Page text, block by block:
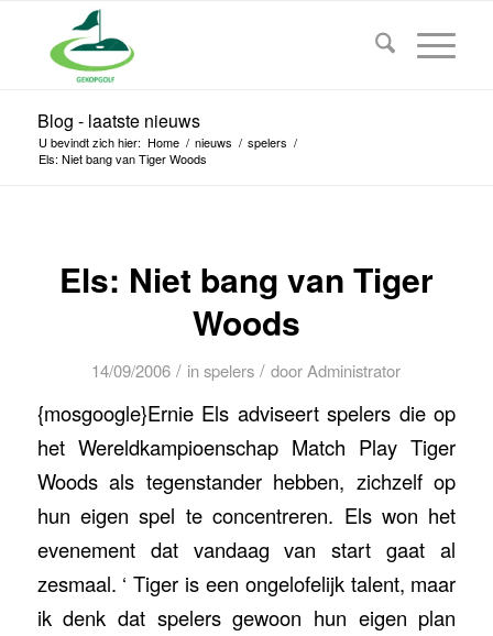
Blog - laatste nieuws
U bevindt zich hier: Home / nieuws / spelers /
Els: Niet bang van Tiger Woods
Els: Niet bang van Tiger
Woods
14/09/2006 / inspelers / door Administrator
{mosgoogle}Ernie Els adviseert spelers die op
het Wereldkampioenschap Match Play Tiger
Woods als tegenstander hebben, zichzelf op
hun eigen spel te concentreren. Els won het
evenement dat vandaag van start gaat al
zesmaal. ‘ Tiger is een ongelofelijk talent, maar
ik denk dat spelers gewoon hun eigen plan